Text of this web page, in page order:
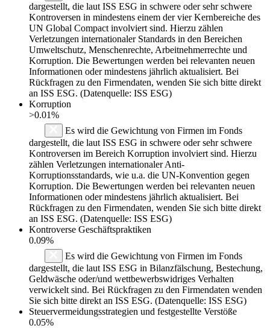
dargestellt, die laut ISS ESG in schwere oder sehr schwere
Kontroversen in mindestens einem der vier Kernbereiche des
UN Global Compact involviert sind. Hierzu zählen
Verletzungen internationaler Standards in den Bereichen
Umweltschutz, Menschenrechte, Arbeitnehmerrechte und
Korruption. Die Bewertungen werden bei relevanten neuen
Informationen oder mindestens jährlich aktualisiert. Bei
Rückfragen zu den Firmendaten, wenden Sie sich bitte direkt
an ISS ESG. (Datenquelle: ISS ESG)
Korruption
>0.01%
Es wird die Gewichtung von Firmen im Fonds
dargestellt, die laut ISS ESG in schwere oder sehr schwere
Kontroversen im Bereich Korruption involviert sind. Hierzu
zählen Verletzungen internationaler Anti-
Korruptionsstandards, wie u.a. die UN-Konvention gegen
Korruption. Die Bewertungen werden bei relevanten neuen
Informationen oder mindestens jährlich aktualisiert. Bei
Rückfragen zu den Firmendaten, wenden Sie sich bitte direkt
an ISS ESG. (Datenquelle: ISS ESG)
Kontroverse Geschäftspraktiken
0.09%
Es wird die Gewichtung von Firmen im Fonds
dargestellt, die laut ISS ESG in Bilanzfälschung, Bestechung,
Geldwäsche oder/und wettbewerbswidriges Verhalten
verwickelt sind. Bei Rückfragen zu den Firmendaten wenden
Sie sich bitte direkt an ISS ESG. (Datenquelle: ISS ESG)
Steuervermeidungsstrategien und festgestellte Verstöße
0.05%